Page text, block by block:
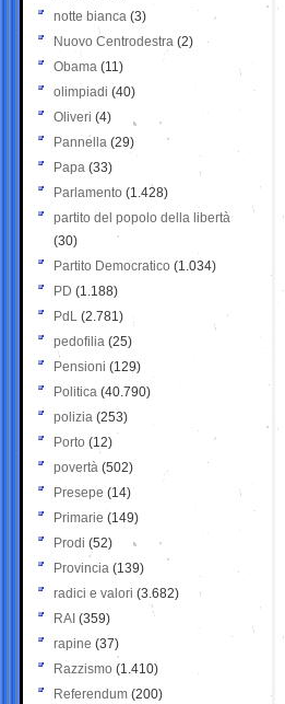
notte bianca (3)
Nuovo Centrodestra (2)
Obama (11)
olimpiadi (40)
Oliveri (4)
Pannella (29)
Papa (33)
Parlamento (1.428)
partito del popolo della libertà
(30)
Partito Democratico (1.034)
PD (1.188)
PdL (2.781)
pedofilia (25)
Pensioni (129)
Politica (40.790)
polizia (253)
Porto (12)
povertà (502)
Presepe (14)
Primarie (149)
Prodi (52)
Provincia (139)
radici e valori (3.682)
RAI (359)
rapine (37)
Razzismo (1.410)
Referendum (200)